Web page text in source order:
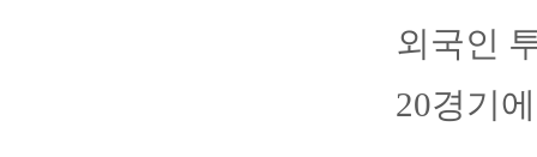
외국인
20경기